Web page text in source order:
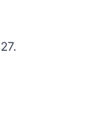
27.